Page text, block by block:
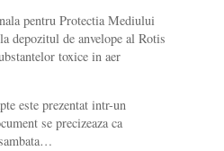
pentru Protectia Mediului
depozitul de anvelope al Rotis
toxice in aer
este prezentat intr-un
se precizeaza ca